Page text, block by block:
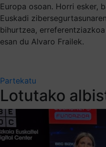
Europa osoan. Horri esker,
Euskadi
bihurtzea,
esan du Alvaro Frailek.
Partekatu
Lotutako